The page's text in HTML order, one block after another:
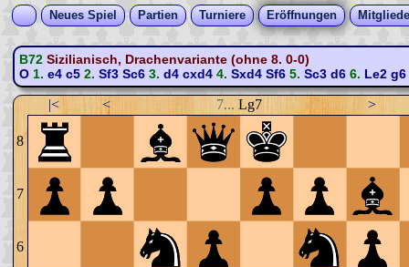
Neues Spiel Partien Turniere Eröffnungen
B72 Sizilianisch, Drachenvariante (ohne 8. 0-0)
O1. e4 c52. Sf3 Sc63. d4 cxd44. Sxd4 Sf65. Sc3 d66. Le2 g6
|< < 7... Lg7 >
8
7
6